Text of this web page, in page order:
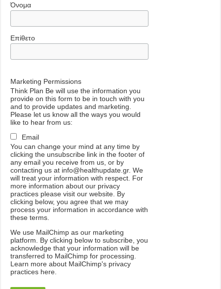
Όνομα
Επίθετο
Marketing Permissions
Think Plan Be will use the information you
provide on this form to be in touch with you
and to provide updates and marketing.
Please let us know all the ways you would
like to hear from us:
Email
You can change your mind at any time by
clicking the unsubscribe link in the footer of
any email you receive from us, or by
contacting us at info@healthupdate.gr. We
will treat your information with respect. For
more information about our privacy
practices please visit our website. By
clicking below, you agree that we may
process your information in accordance with
these terms.
We use MailChimp as our marketing
platform
By clicking below to subscribe ,you
acknowledge that your information will be
transferred to MailChimp for processing
Learn more about MailChimp's privacy
practices here